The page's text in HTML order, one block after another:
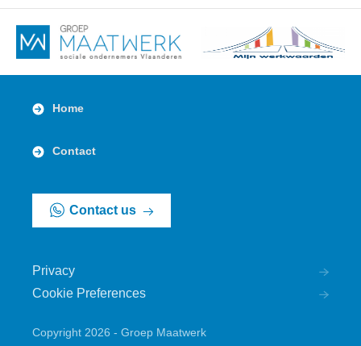
Contact us
Home
Contact
Privacy
Cookie Preferences
Copyright 2026 - Groep Maatwerk